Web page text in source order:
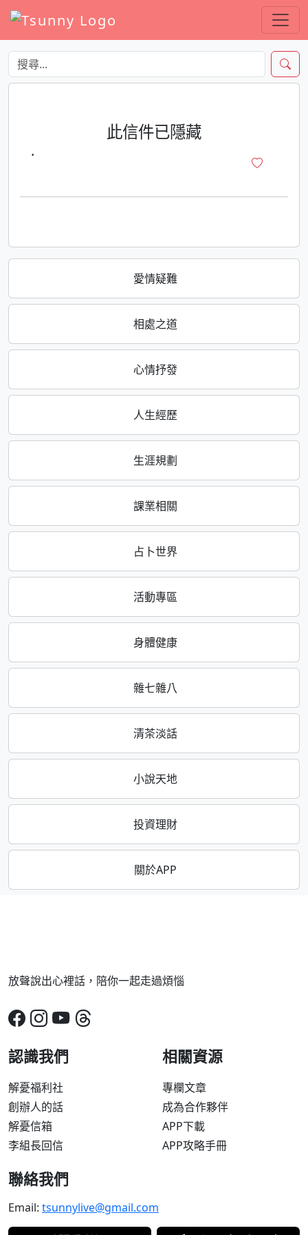
愛情疑難
相處之道
心情抒發
人生經歷
生涯規劃
課業相關
占卜世界
活動專區
身體健康
雜七雜八
清茶淡話
小說天地
投資理財
關於APP
此信件已隱藏
·
放聲說出心裡話，陪你一起走過煩惱
認識我們
解憂福利社
創辦人的話
解憂信箱
李組長回信
相關資源
專欄文章
成為合作夥伴
APP下載
APP攻略手冊
聯絡我們
Email: tsunnylive@gmail.com